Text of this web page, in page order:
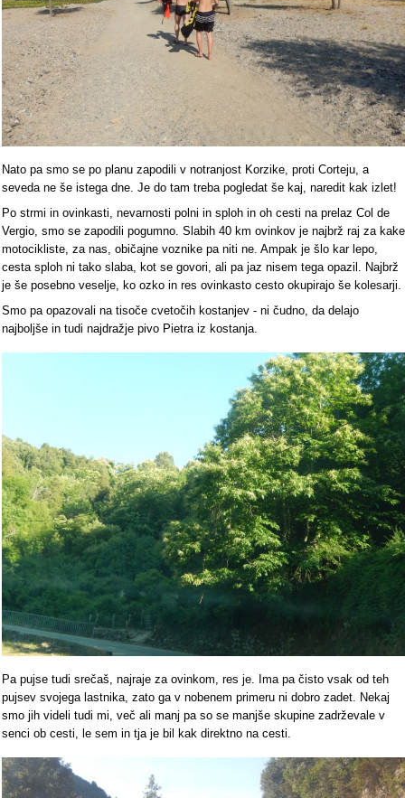
Nato pa smo se po planu zapodili v notranjost Korzike, proti Corteju, a
seveda ne še istega dne. Je do tam treba pogledat še kaj, naredit kak izlet!
Po strmi in ovinkasti, nevarnosti polni in sploh in oh cesti na prelaz Col de
Vergio, smo se zapodili pogumno. Slabih 40 km ovinkov je najbrž raj za kake
motocikliste, za nas, običajne voznike pa niti ne. Ampak je šlo kar lepo,
cesta sploh ni tako slaba, kot se govori, ali pa jaz nisem tega opazil. Najbrž
je še posebno veselje, ko ozko in res ovinkasto cesto okupirajo še kolesarji.
Smo pa opazovali na tisoče cvetočih kostanjev - ni čudno, da delajo
najboljše in tudi najdražje pivo Pietra iz kostanja.
Pa pujse tudi srečaš, najraje za ovinkom, res je. Ima pa čisto vsak od teh
pujsev svojega lastnika, zato ga v nobenem primeru ni dobro zadet. Nekaj
smo jih videli tudi mi, več ali manj pa so se manjše skupine zadrževale v
senci ob cesti, le sem in tja je bil kak direktno na cesti.